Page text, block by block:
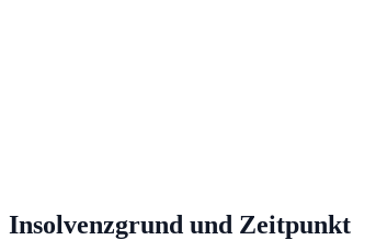
Insolvenzgrund und Zeitpunkt